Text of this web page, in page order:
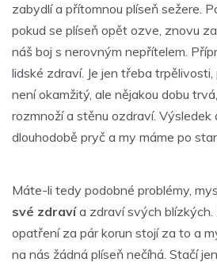
zabydlí a přítomnou plíseň sežere.
pokud se plíseň opět ozve, znovu
náš boj s nerovným nepřítelem.
lidské zdraví. Je jen třeba
není okamžitý, ale nějakou dobu
rozmnoží a stěnu ozdraví. Výsledek
dlouhodobě pryč a my máme po
Máte-li tedy podobné problémy,
své zdravía zdraví svých blízkých.
opatření za pár korun stojí za to a
na nás žádná plíseň nečíhá. Stačí